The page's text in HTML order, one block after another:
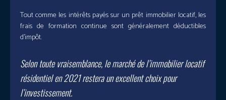
Tout comme les intérêts payés sur un prêt immobilier locatif, les
frais de formation continue sont généralement déductibles
d’impôt.
Selon toute vraisemblance, le marché de l’immobilier locatif
résidentiel en 2021 restera un excellent choix pour
l’investissement.